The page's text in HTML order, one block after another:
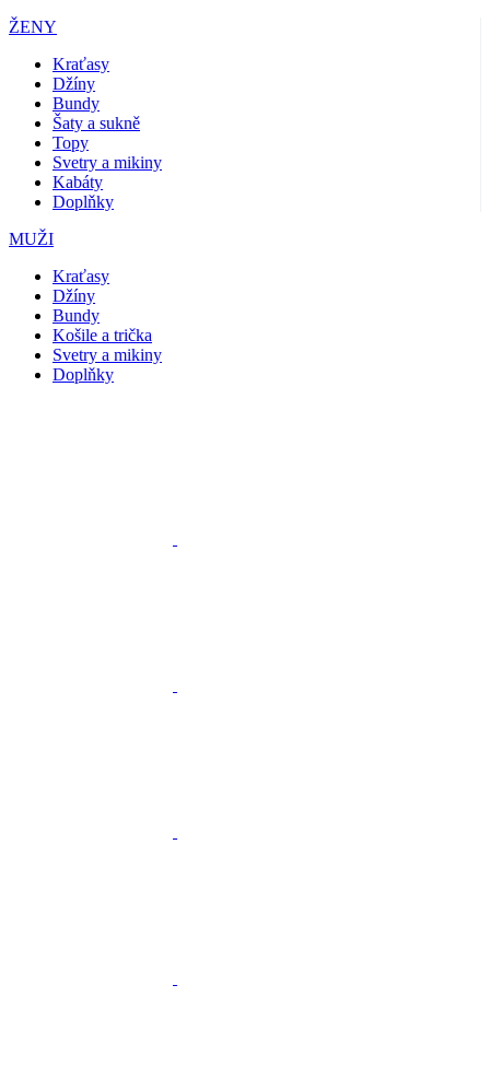
ŽENY
Kraťasy
Džíny
Bundy
Šaty a sukně
Topy
Svetry a mikiny
Kabáty
Doplňky
MUŽI
Kraťasy
Džíny
Bundy
Košile a trička
Svetry a mikiny
Doplňky